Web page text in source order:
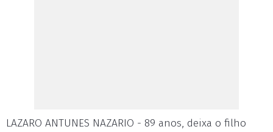
LAZARO ANTUNES NAZARIO - 89 anos, deixa o filho